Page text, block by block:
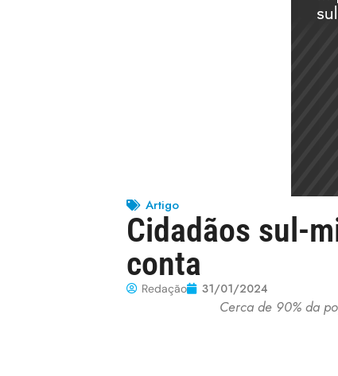
Artigo
Cidadãos sul-
conta
Redação 31/01/2024
Cerca de 90% da